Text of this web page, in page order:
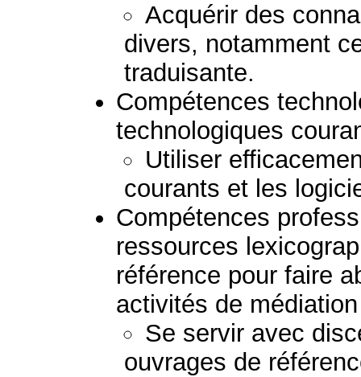
Acquérir des
divers, notamment
traduisante.
Compétences
technologiques
Utiliser
courants et les
Compétences
ressources
référence pour faire
activités de
Se servir avec
ouvrages de